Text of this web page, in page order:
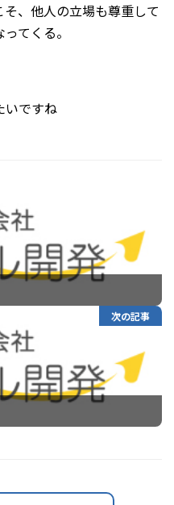
、他人の立場も尊重して
てくる。
いですね
次の記事